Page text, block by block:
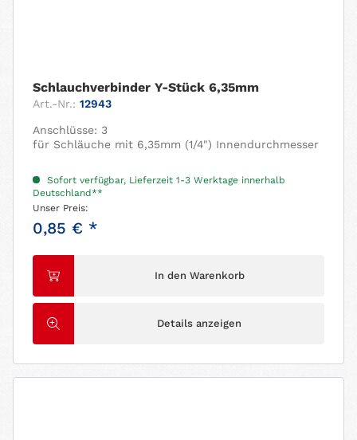
Schlauchverbinder Y-Stück 6,35mm
Art.-Nr.: 12943
Anschlüsse: 3
für Schläuche mit 6,35mm (1/4") Innendurchmesser
Sofort verfügbar, Lieferzeit 1-3 Werktage innerhalb
Deutschland**
Unser Preis:
0,85 € *
In den Warenkorb
Details anzeigen